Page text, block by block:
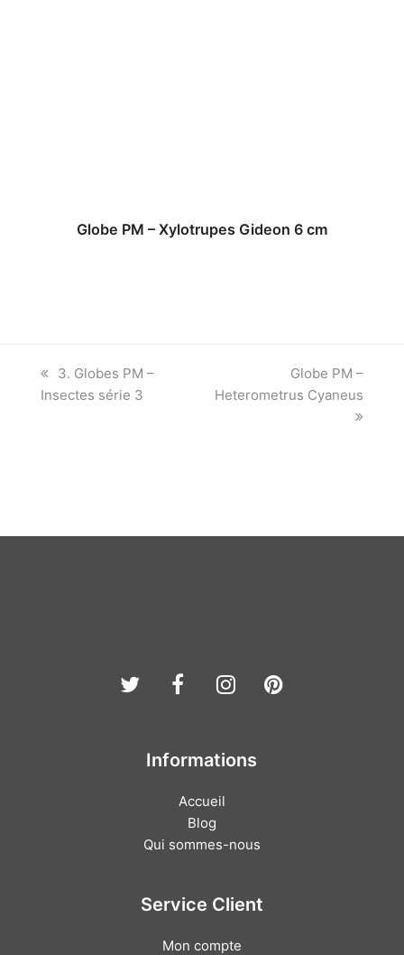
Globe PM – Xylotrupes Gideon 6 cm
previous
post:
3. Globes PM –
Insectes série 3
next
post:
Globe PM –
Heterometrus Cyaneus
TwitterFacebook
Instagram
Pinterest
Informations
Accueil
Blog
Qui sommes-nous
Service Client
Mon compte